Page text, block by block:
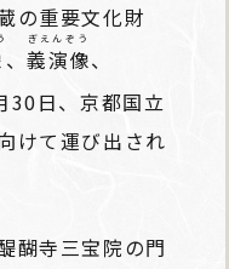
の重要文化財
、義演像
ぎえんぞう
、
30日、京都国立
けて運び出され
醐寺三宝院の門